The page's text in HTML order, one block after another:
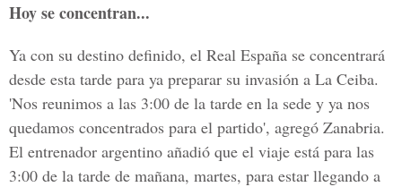
Hoy se concentran...
Ya con su destino definido, el Real España se concentrará
desde esta tarde para ya preparar su invasión a La Ceiba.
'Nos reunimos a las 3:00 de la tarde en la sede y ya nos
quedamos concentrados para el partido', agregó Zanabria.
El entrenador argentino añadió que el viaje está para las
3:00 de la tarde de mañana, martes, para estar llegando a